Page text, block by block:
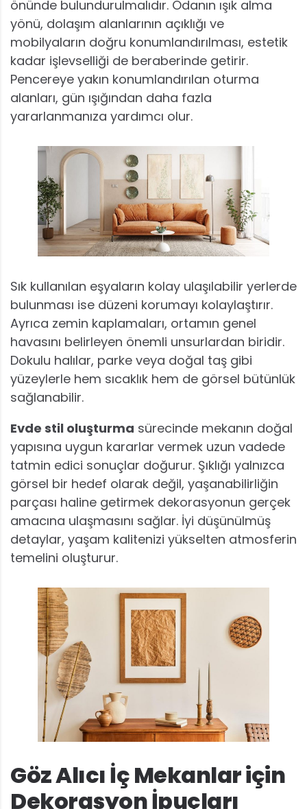
önünde bulundurulmalıdır. Odanın ışık alma
yönü, dolaşım alanlarının açıklığı ve
mobilyaların doğru konumlandırılması, estetik
kadar işlevselliği de beraberinde getirir.
Pencereye yakın konumlandırılan oturma
alanları, gün ışığından daha fazla
yararlanmanıza yardımcı olur.
Sık kullanılan eşyaların kolay ulaşılabilir yerlerde
bulunması ise düzeni korumayı kolaylaştırır.
Ayrıca zemin kaplamaları, ortamın genel
havasını belirleyen önemli unsurlardan biridir.
Dokulu halılar, parke veya doğal taş gibi
yüzeylerle hem sıcaklık hem de görsel bütünlük
sağlanabilir.
Evde stil oluşturma sürecinde mekanın doğal
yapısına uygun kararlar vermek uzun vadede
tatmin edici sonuçlar doğurur. Şıklığı yalnızca
görsel bir hedef olarak değil, yaşanabilirliğin
parçası haline getirmek dekorasyonun gerçek
amacına ulaşmasını sağlar. İyi düşünülmüş
detaylar, yaşam kalitenizi yükselten atmosferin
temelini oluşturur.
Göz Alıcı İç Mekanlar için
Dekorasyon İpuçları